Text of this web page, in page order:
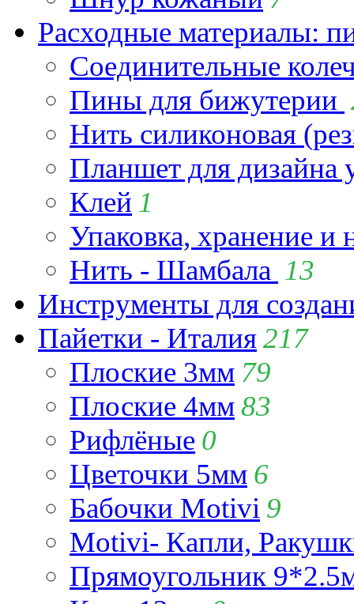
Расходные материалы:
Соединительные
Пины для бижутерии
Нить силиконовая
Планшет для
Клей 1
Упаковка, хранение и
Нить - Шамбала 13
Инструменты для
Пайетки - Италия217
Плоские 3мм 79
Плоские 4мм83
Рифлёные 0
Цветочки 5мм 6
Бабочки Motivi 9
Motivi- Капли,
Прямоугольник